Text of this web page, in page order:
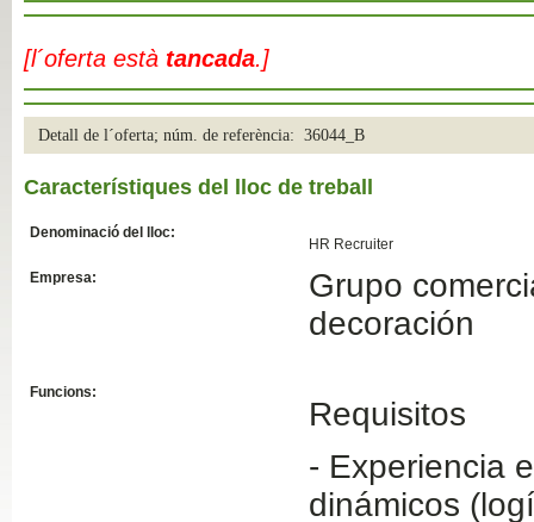
[l´oferta està tancada.]
Detall de l´oferta; núm. de referència: 36044_B
Característiques del lloc de treball
Denominació del lloc:
HR Recruiter
Empresa:
Grupo
decoración
Funcions:
Requisitos
- Experiencia
dinámicos